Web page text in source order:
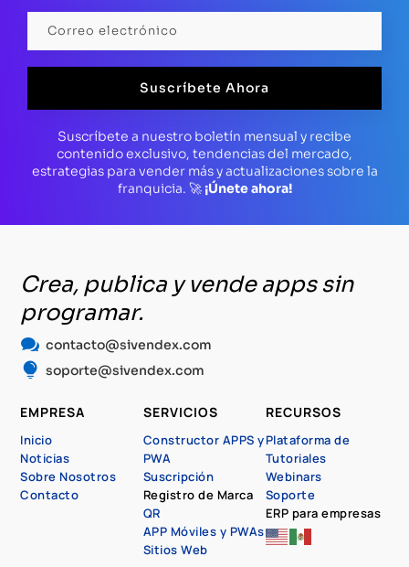
Suscríbete Ahora
Suscríbete a nuestro boletín mensual y recibe
contenido exclusivo, tendencias del mercado,
estrategias para vender más y actualizaciones sobre la
franquicia. 🚀 ¡Únete ahora!
Crea, publica y vende apps sin
programar.
 contacto@sivendex.com
 soporte@sivendex.com
EMPRESA
Inicio
Noticias
Sobre Nosotros
Contacto
SERVICIOS
Constructor APPS y
PWA
Suscripción
Registro de Marca
QR
APP Móviles y PWAs
Sitios Web
RECURSOS
Plataforma de
Tutoriales
Webinars
Soporte
ERP para empresas